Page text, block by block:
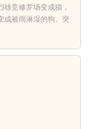
竞修罗场变成猫，
成被雨淋湿的狗。突